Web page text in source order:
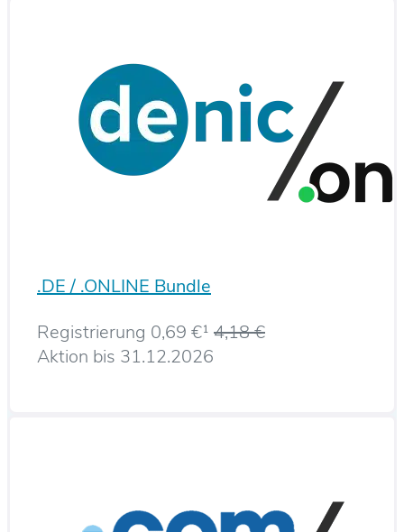
.DE / .ONLINE Bundle
Registrierung 0,69 €¹ 4,18 €
Aktion bis 31.12.2026